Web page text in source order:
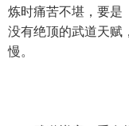
炼时痛苦不堪，要是
没有绝顶的武道天赋
慢。
《武道禅